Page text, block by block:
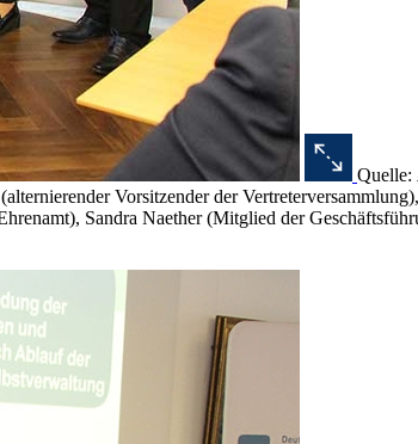
Quelle:
Vorsitzender der
Sandra Naether (Mitglied der